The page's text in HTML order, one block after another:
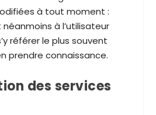
à tout moment :
néanmoins à l’utilisateur
référer le plus souvent
prendre connaissance.
des services